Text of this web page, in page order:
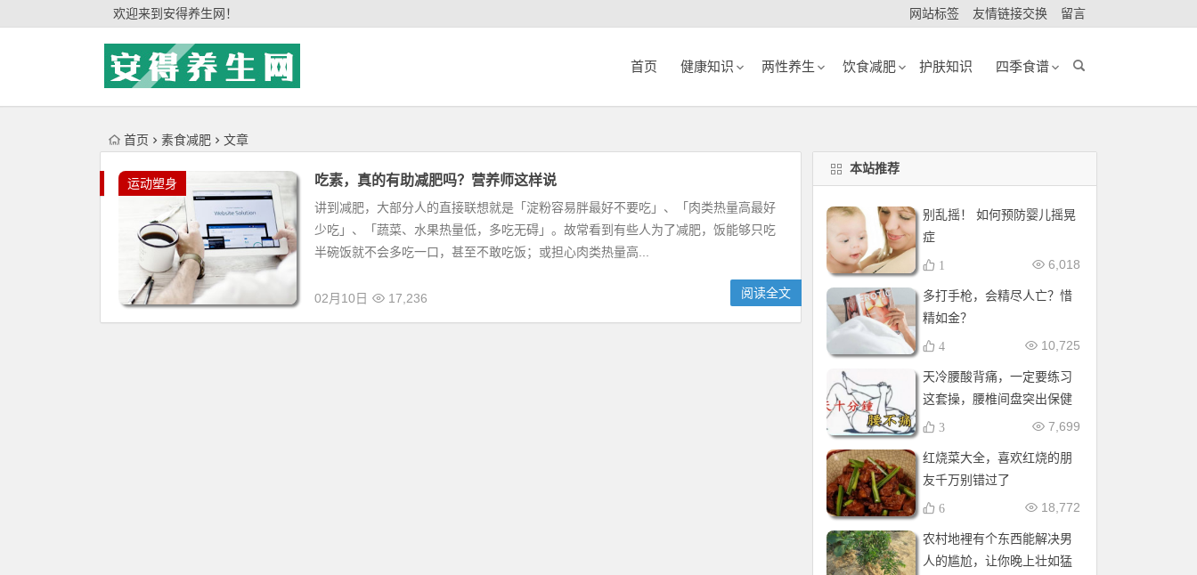
欢迎来到安得养生网！ 网站标签 友情链接交换 留言
首页 健康知识 两性养生 饮食减肥 护肤知识 四季食谱
首页 素食减肥 文章
运动塑身 吃素，真的有助减肥吗？营养师这样说
讲到减肥，大部分人的直接联想就是「淀粉容易胖最好不要吃」、「肉类热量高最好
少吃」、「蔬菜、水果热量低，多吃无碍」。故常看到有些人为了减肥，饭能够只吃
半碗饭就不会多吃一口，甚至不敢吃饭；或担心肉类热量高...
02月10日 17,236 阅读全文
本站推荐
别乱摇！ 如何预防婴儿摇晃
症
6,018
1
多打手枪，会精尽人亡？惜
精如金？
10,725
4
天冷腰酸背痛，一定要练习
这套操，腰椎间盘突出保健
操，全套收好！每天十分钟
7,699
3
红烧菜大全，喜欢红烧的朋
友千万别错过了
18,772
6
农村地裡有个东西能解决男
人的尴尬，让你晚上壮如猛